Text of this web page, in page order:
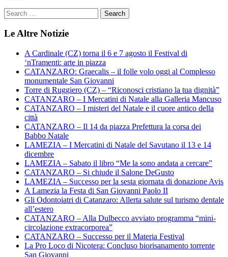
Le Altre Notizie
A Cardinale (CZ) torna il 6 e 7 agosto il Festival di
‘nTramenti: arte in piazza
CATANZARO: Graecalis – il folle volo oggi al Complesso
monumentale San Giovanni
Torre di Ruggiero (CZ) – “Riconosci cristiano la tua dignità”
CATANZARO – I Mercatini di Natale alla Galleria Mancuso
CATANZARO – I misteri del Natale e il cuore antico della
città
CATANZARO – Il 14 da piazza Prefettura la corsa dei
Babbo Natale
LAMEZIA – I Mercatini di Natale del Savutano il 13 e 14
dicembre
LAMEZIA – Sabato il libro “Me la sono andata a cercare”
CATANZARO – Si chiude il Salone DeGusto
LAMEZIA – Successo per la sesta giornata di donazione Avis
A Lamezia la Festa di San Giovanni Paolo II
Gli Odontoiatri di Catanzaro: Allerta salute sul turismo dentale
all’estero
CATANZARO – Alla Dulbecco avviato programma “mini-
circolazione extracorporea”
CATANZARO – Successo per il Materia Festival
La Pro Loco di Nicotera: Concluso biorisanamento torrente
San Giovanni